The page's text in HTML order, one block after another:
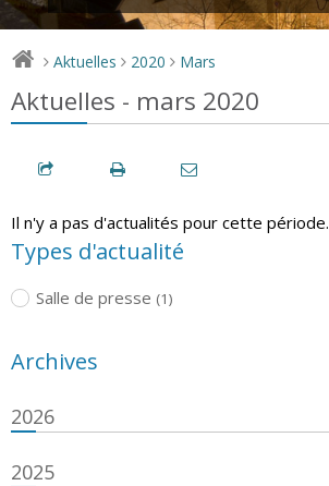
> Aktuelles > 2020 > Mars
Aktuelles - mars 2020
Il n'y a pas d'actualités pour cette période.
Types d'actualité
Salle de presse (1)
Archives
2026
2025